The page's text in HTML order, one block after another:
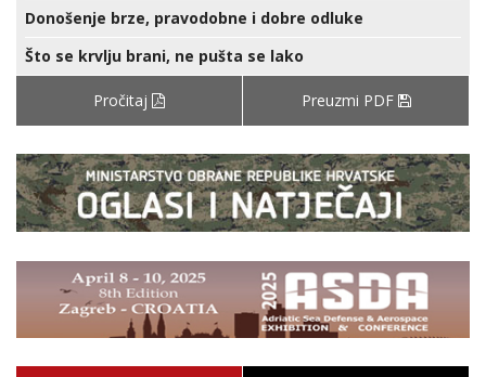
Donošenje brze, pravodobne i dobre odluke
Što se krvlju brani, ne pušta se lako
Pročitaj Preuzmi PDF